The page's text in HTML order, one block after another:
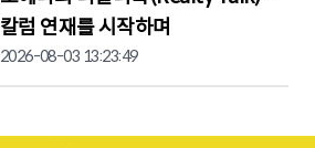
칼럼 연재를 시작하며
2026-08-03 13:23:49